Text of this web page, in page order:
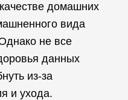
домашних
вида
не все
данных
из-за
и ухода.